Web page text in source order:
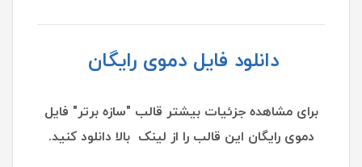
دانلود فایل دموی رایگان
برای مشاهده جزئیات بیشتر قالب "سازه برتر" فایل
دموی رایگان این قالب را از لینک بالا دانلود کنید.